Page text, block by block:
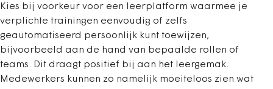
Kies bij voorkeur voor een leerplatform waarmee je
verplichte trainingen eenvoudig of zelfs
geautomatiseerd persoonlijk kunt toewijzen,
bijvoorbeeld aan de hand van bepaalde rollen of
teams. Dit draagt positief bij aan het leergemak.
Medewerkers kunnen zo namelijk moeiteloos zien wat